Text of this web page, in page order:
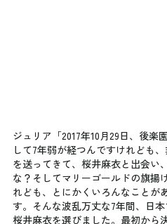
ジュリア「2017年10月29日、後楽
して7年弱が経つんですけれども
を送ってきて、桜井麻衣と出会い
な？そしてマリーゴールドの旗揚
れども、とにかくいろんなことが
す。そんな波乱万丈な7年間、日
桜井麻衣を選びました。最初から